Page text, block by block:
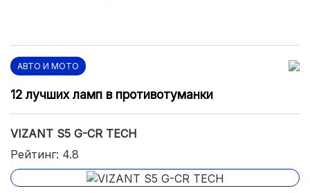
АВТО И МОТО
12 лучших ламп в противотуманки
VIZANT S5 G-CR TECH
Рейтинг: 4.8